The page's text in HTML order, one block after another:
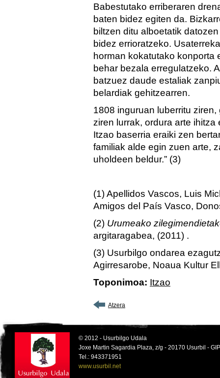
Babestutako erriberaren
baten bidez egiten da.
biltzen ditu alboetatik
bidez errioratzeko.
horman kokatutako konporta
behar bezala erregulatzeko.
batzuez daude estaliak
belardiak gehitzearren.
1808 inguruan luberritu
ziren lurrak, ordura arte
Itzao baserria eraiki zen
familiak alde egin zuen arte,
uholdeen beldur.” (3)
(1) Apellidos Vascos, Luis
Amigos del País Vasco,
(2) Urumeako
argitaragabea, (2011) .
(3) Usurbilgo ondarea
Agirresarobe, Noaua Kultur
Toponimoa: Itzao
Atzera
© 2012 - Usurbilgo Udala
Joxe Martin Sagardia Plaza, z/g - 20170 Usurbil -
Tel.: 943371951
www.usurbil.net